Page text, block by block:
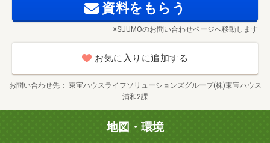
提携住宅ローンを提供します。
大きく変えることができます！
当社は多数の銀行様にて優遇幅の大きい提携金利で申し込
「以前住宅ローンを断られた」などお悩みの方もお気軽に
資料をもらう
※SUUMOのお問い合わせページへ移動します
お気に入りに追加する
お問い合わせ先
東宝ハウスライフソリューションズグループ(株)東宝ハウス
浦和2課
地図・環境